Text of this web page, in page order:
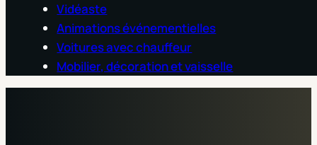
Vidéaste
Animations événementielles
Voitures avec chauffeur
Mobilier, décoration et vaisselle